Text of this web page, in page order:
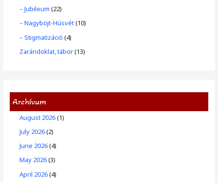
– Jubileum (22)
– Nagyböjt-Húsvét(10)
– Stigmatizáció (4)
Zarándoklat, tábor(13)
Archívum
August 2026(1)
July 2026(2)
June 2026(4)
May 2026(3)
April 2026(4)